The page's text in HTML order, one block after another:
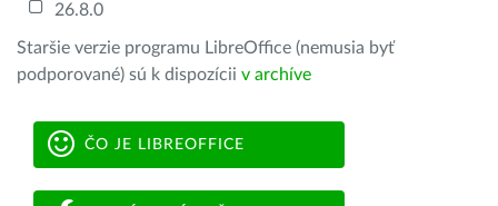
26.8.0
Staršie verzie programu LibreOffice (nemusia byť
podporované) sú k dispozícii v archíve
ČO JE LIBREOFFICE